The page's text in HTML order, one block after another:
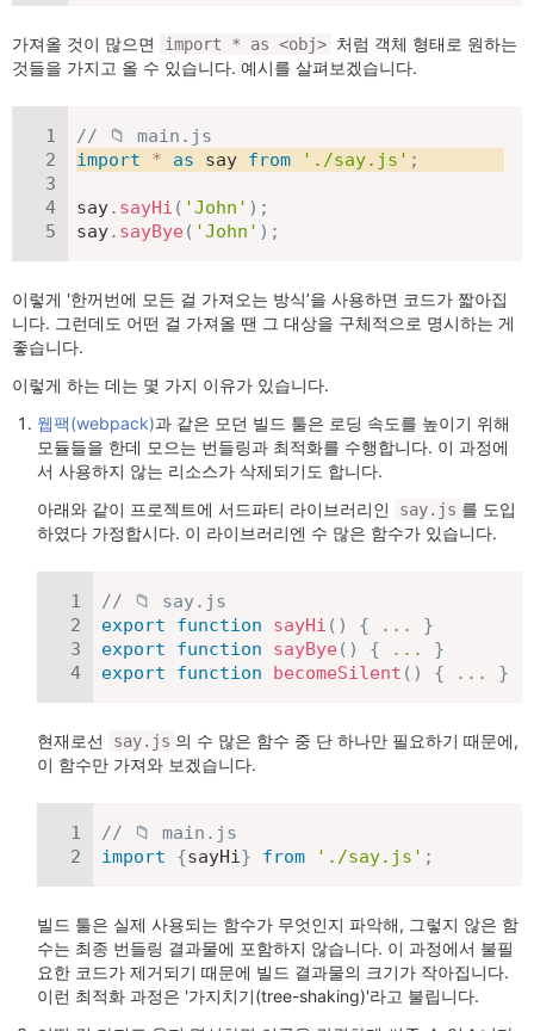
가져올 것이 많으면 import * as <obj> 처럼 객체 형태로 원하는
것들을 가지고 올 수 있습니다. 예시를 살펴보겠습니다.
// 📁 main.js
import
* as say from './say.js' ;
say. sayHi ( 'John' ) ;
say. sayBye ( 'John' ) ;
이렇게 '한꺼번에 모든 걸 가져오는 방식’을 사용하면 코드가 짧아집
니다. 그런데도 어떤 걸 가져올 땐 그 대상을 구체적으로 명시하는 게
좋습니다.
이렇게 하는 데는 몇 가지 이유가 있습니다.
웹팩(webpack)과 같은 모던 빌드 툴은 로딩 속도를 높이기 위해
모듈들을 한데 모으는 번들링과 최적화를 수행합니다. 이 과정에
서 사용하지 않는 리소스가 삭제되기도 합니다.
아래와 같이 프로젝트에 서드파티 라이브러리인
say.js 를 도입
하였다 가정합시다. 이 라이브러리엔 수 많은 함수가 있습니다.
// 📁 say.js
export
function sayHi ( ) { ...
}
export
function sayBye ( ) { ...
}
export
function becomeSilent ( ) { ... }
현재로선 say.js 의 수 많은 함수 중 단 하나만 필요하기 때문에,
이 함수만 가져와 보겠습니다.
// 📁 main.js
import
{sayHi} from './say.js' ;
빌드 툴은 실제 사용되는 함수가 무엇인지 파악해, 그렇지 않은 함
수는 최종 번들링 결과물에 포함하지 않습니다. 이 과정에서 불필
요한 코드가 제거되기 때문에 빌드 결과물의 크기가 작아집니다.
이런 최적화 과정은 '가지치기(tree-shaking)'라고 불립니다.